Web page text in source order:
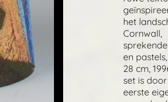
het
Cornwall,
en
28 cm,
set is
eerste